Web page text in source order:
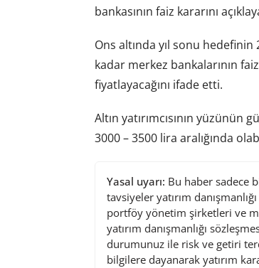
bankasının faiz kararını
Ons altında yıl sonu
kadar merkez bankalarının
fiyatlayacağını ifade etti.
Altın yatırımcısının
3000 – 3500 lira aralığında
Yasal uyarı: Bu haber sadece
tavsiyeler yatırım
portföy yönetim şirketleri ve
yatırım danışmanlığı
durumunuz ile risk ve getiri
bilgilere dayanarak yatırım